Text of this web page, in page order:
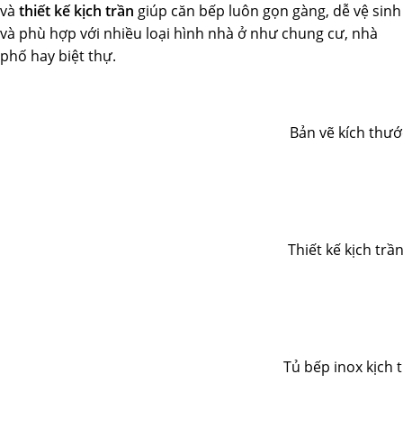
và thiết kế kịch trần giúp căn bếp luôn gọn gàng, dễ vệ sinh
và phù hợp với nhiều loại hình nhà ở như chung cư, nhà
phố hay biệt thự.
Bản vẽ kích
Thiết kế kịch
Tủ bếp inox kịch